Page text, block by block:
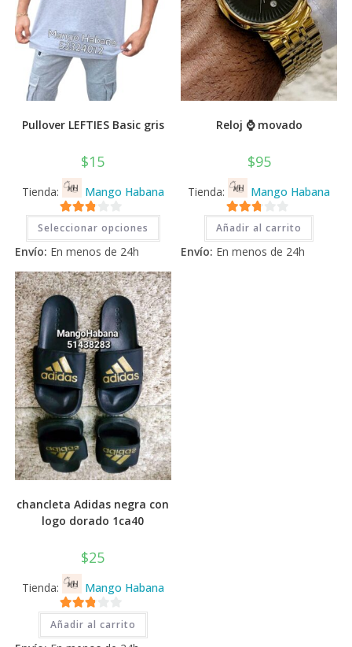
Pullover LEFTIES Basic gris
$15
Tienda: Mango Habana
2.71
de 5
Seleccionar opciones
Este
tiene
múltiples
Las
opciones
se
pueden
elegir
en
la
página
de
producto
Envío: En menos de 24h
Reloj ⌚ movado
$95
Tienda: Mango Habana
2.71
de 5
Añadir al carrito
Envío: En menos de 24h
chancleta Adidas negra con
logo dorado 1ca40
$25
Tienda: Mango Habana
2.71
de 5
Añadir al carrito